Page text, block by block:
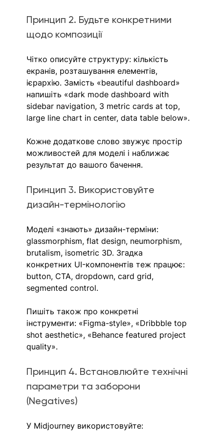
Принцип 2. Будьте конкретними
щодо композиції
Чітко описуйте структуру: кількість
екранів, розташування елементів,
ієрархію. Замість «beautiful dashboard»
напишіть «dark mode dashboard with
sidebar navigation, 3 metric cards at top,
large line chart in center, data table below».
Кожне додаткове слово звужує простір
можливостей для моделі і наближає
результат до вашого бачення.
Принцип 3. Використовуйте
дизайн-термінологію
Моделі «знають» дизайн-терміни:
glassmorphism, flat design, neumorphism,
brutalism, isometric 3D. Згадка
конкретних UI-компонентів теж працює:
button, CTA, dropdown, card grid,
segmented control.
Пишіть також про конкретні
інструменти: «Figma-style», «Dribbble top
shot aesthetic», «Behance featured project
quality».
Принцип 4. Встановлюйте технічні
параметри та заборони
(Negatives)
У Midjourney використовуйте: